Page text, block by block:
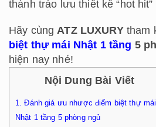
thành trào lưu thiết kế “hot
Hãy cùng ATZ LUXURYtham
biệt thự mái Nhật 1 tầng 5
hiện nay nhé!
Nội Dung Bài Viết
1. Đánh giá ưu nhược điểm biệt thự mái
Nhật 1 tầng 5 phòng ngủ